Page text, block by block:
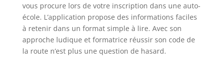
vous procure lors de votre inscription dans une auto-
école. L’application propose des informations faciles
à retenir dans un format simple à lire. Avec son
approche ludique et formatrice réussir son code de
la route n’est plus une question de hasard.